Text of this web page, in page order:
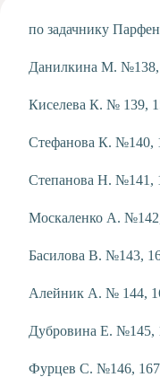
студия
Тьюторская
по задачнику
Данилкина М. №138,
Киселева К. № 139,
Стефанова К. №140,
Степанова Н. №141,
Москаленко А.
Басилова В. №143,
Алейник А. № 144,
Дубровина Е. №145,
Фурцев С. №146, 167